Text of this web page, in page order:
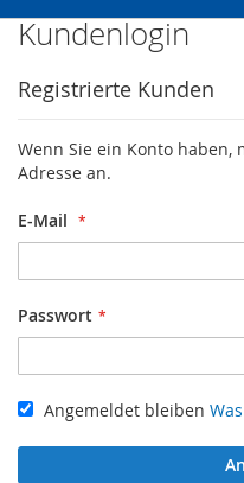
Kundenlogin
Registrierte Kunden
Wenn Sie ein Konto haben,
Adresse an.
E-Mail
Passwort
Angemeldet bleiben